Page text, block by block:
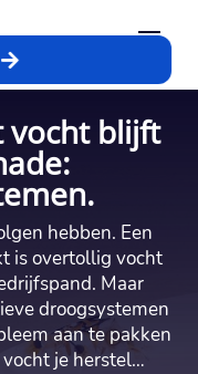
vocht blijft
hebben.​ Een
is overtollig vocht
Maar
droogsystemen
aan te pakken
je herstel…